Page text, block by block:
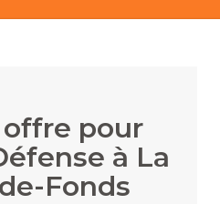
pour
à La
Fonds